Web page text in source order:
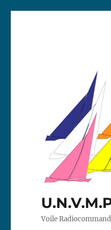
Voile